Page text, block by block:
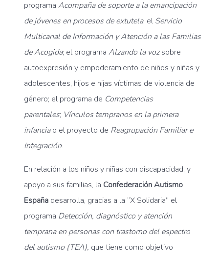
programa Acompaña de soporte a la emancipación
de jóvenes en procesos de extutela; el Servicio
Multicanal de Información y Atención a las Familias
de Acogida; el programa Alzando la vozsobre
autoexpresión y empoderamiento de niños y niñas y
adolescentes, hijos e hijas víctimas de violencia de
género; el programa de Competencias
parentales; Vínculos tempranos en la primera
infanciao el proyecto de Reagrupación Familiar e
Integración.
En relación a los niños y niñas con discapacidad, y
apoyo a sus familias, la Confederación Autismo
España desarrolla, gracias a la “X Solidaria” el
programa Detección, diagnóstico y atención
temprana en personas con trastorno del espectro
del autismo (TEA), que tiene como objetivo